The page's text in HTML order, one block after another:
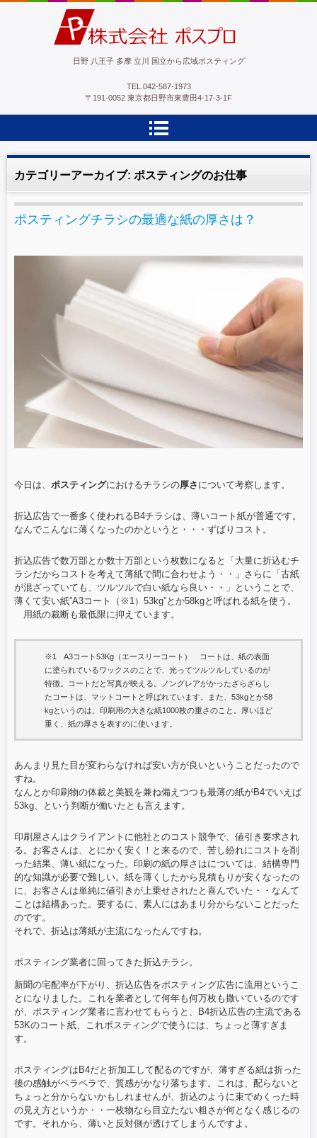
ポスプロ|GPSポスティング100％
日野 八王子 多摩 立川 国立から広域ポスティング
TEL. 042-587-1973
〒191-0052 東京都日野市東豊田4-17-3-1F
カテゴリーアーカイブ: ポスティングのお仕事
ポスティングチラシの最適な紙の厚さは？
今日は、 ポスティングにおけるチラシの厚さ について考察します。
折込広告で一番多く使われるB4チラシは、薄いコート紙が普通です。
なんでこんなに薄くなったのかというと・・・ずばりコスト。
折込広告で数万部とか数十万部という枚数になると「大量に折込むチ
ラシだからコストを考えて薄紙で間に合わせよう・・」さらに「古紙
が混ざっていても、ツルツルで白い紙なら良い・・」ということで、
薄くて安い紙”A3コート（※1）53kg”とか58kgと呼ばれる紙を使う。
用紙の裁断も最低限に抑えています。
※1 A3コート53Kg（エースリーコート） コートは、紙の表面
に塗られているワックスのことで、光ってツルツルしているのが
特徴。コートだと写真が映える。ノングレアがかったざらざらし
たコートは、マットコートと呼ばれています。また、53kgとか58
kgというのは、印刷用の大きな紙1000枚の重さのこと。厚いほど
重く、紙の厚さを表すのに使います。
あんまり見た目が変わらなければ安い方が良いということだったので
すね。
なんとか印刷物の体裁と美観を兼ね備えつつも最薄の紙がB4でいえば
53kg、という判断が働いたとも言えます。
印刷屋さんはクライアントに他社とのコスト競争で、値引き要求され
る。お客さんは、とにかく安く！と来るので、苦し紛れにコストを削
った結果、薄い紙になった。印刷の紙の厚さはについては、結構専門
的な知識が必要で難しい。紙を薄くしたから見積もりが安くなったの
に、お客さんは単純に値引きが上乗せされたと喜んでいた・・なんて
ことは結構あった。要するに、素人にはあまり分からないことだった
のです。
それで、折込は薄紙が主流になったんですね。
ポスティング業者に回ってきた折込チラシ。
新聞の宅配率が下がり、折込広告をポスティング広告に流用というこ
とになりました。これを業者として何年も何万枚も撒いているのです
が、ポスティング業者に言わせてもらうと、B4折込広告の主流である
53Kのコート紙、これポスティングで使うには、ちょっと薄すぎま
す。
ポスティングはB4だと折加工して配るのですが、薄すぎる紙は折った
後の感触がペラペラで、質感がかなり落ちます。これは、配らないと
ちょっと分からないかもしれませんが、折込のように束でめくった時
の見え方というか・・一枚物なら目立たない粗さが何となく感じるの
です。それから、薄いと反対側が透けてしまうんですよ。